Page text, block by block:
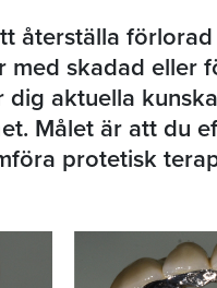
återställa
med skadad eller
dig aktuella
Målet är att du
protetisk